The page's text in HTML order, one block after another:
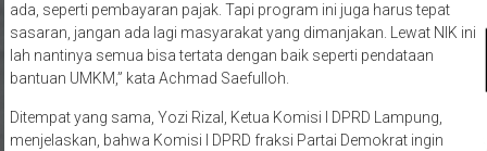
ada, seperti pembayaran pajak. Tapi program ini juga harus tepat
sasaran, jangan ada lagi masyarakat yang dimanjakan. Lewat NIK ini
lah nantinya semua bisa tertata dengan baik seperti pendataan
bantuan UMKM,” kata Achmad Saefulloh.
Ditempat yang sama, Yozi Rizal, Ketua Komisi I DPRD Lampung,
menjelaskan, bahwa Komisi I DPRD fraksi Partai Demokrat ingin